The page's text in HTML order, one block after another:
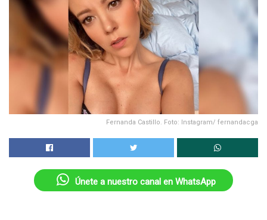
Fernanda Castillo. Foto: Instagram/ fernandacga
Únete a nuestro canal en WhatsApp